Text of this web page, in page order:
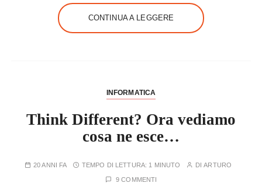
CONTINUA A LEGGERE
INFORMATICA
Think Different? Ora vediamo
cosa ne esce…
20 ANNI FA TEMPO DI LETTURA: 1 MINUTO DIARTURO
9 COMMENTI